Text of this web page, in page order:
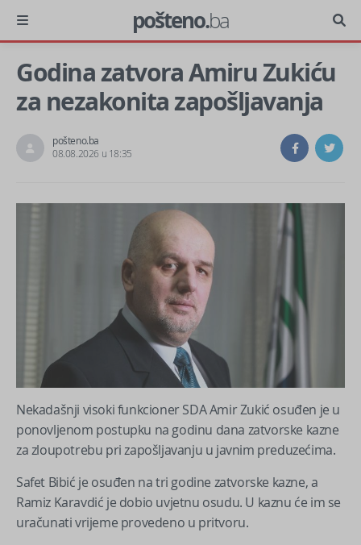
pošteno.ba
Godina zatvora Amiru Zukiću
za nezakonita zapošljavanja
pošteno.ba
08.08.2026 u 18:35
Nekadašnji visoki funkcioner SDA Amir Zukić osuđen je u
ponovljenom postupku na godinu dana zatvorske kazne
za zloupotrebu pri zapošljavanju u javnim preduzećima.
Safet Bibić je osuđen na tri godine zatvorske kazne, a
Ramiz Karavdić je dobio uvjetnu osudu. U kaznu će im se
uračunati vrijeme provedeno u pritvoru.